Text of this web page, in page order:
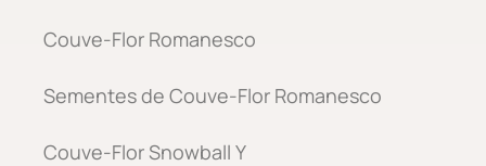
Couve-Flor Romanesco
Sementes de Couve-Flor Romanesco
Couve-Flor Snowball Y